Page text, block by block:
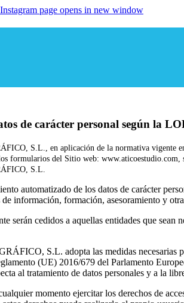
Instagram page opens in new window
de carácter personal según la
S.L., en aplicación de la normativa vigente
formularios del Sitio web:
S.L.
automatizado de los datos de carácter
de información, formación, asesoramiento y
serán cedidos a aquellas entidades que
S.L. adopta las medidas necesarias
(UE) 2016/679 del Parlamento
al tratamiento de datos personales y a la
momento ejercitar los derechos de